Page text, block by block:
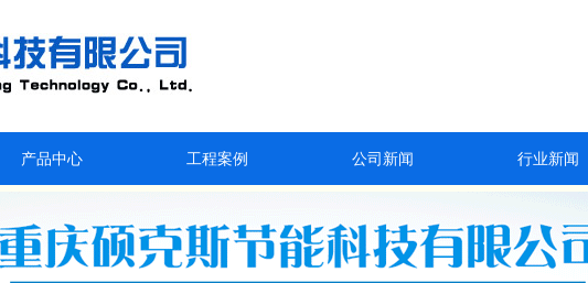
产品中心 工程案例 公司新闻 行业新闻